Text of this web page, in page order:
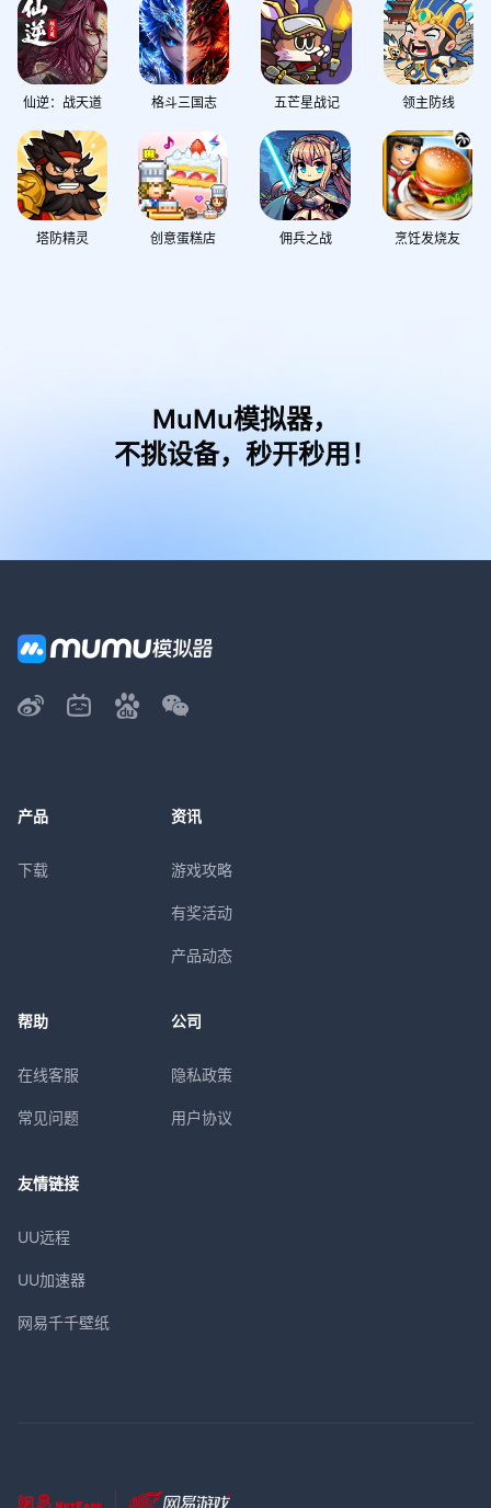
仙逆：战天道 格斗三国志 五芒星战记 领主防线
塔防精灵 创意蛋糕店 佣兵之战 烹饪发烧友
MuMu模拟器，
不挑设备，秒开秒用！
产品
下载
资讯
游戏攻略
有奖活动
产品动态
帮助
在线客服
常见问题
公司
隐私政策
用户协议
友情链接
UU远程
UU加速器
网易千千壁纸